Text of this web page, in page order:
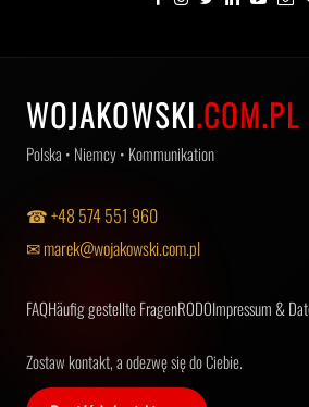
WOJAKOWSKI.COM.PL
Polska • Niemcy • Kommunikation
☎ +48 574 551 960
✉ marek@wojakowski.com.pl
FAQHäufig gestellte FragenRODOImpressum &
Zostaw kontakt, a odezwę się do Ciebie.